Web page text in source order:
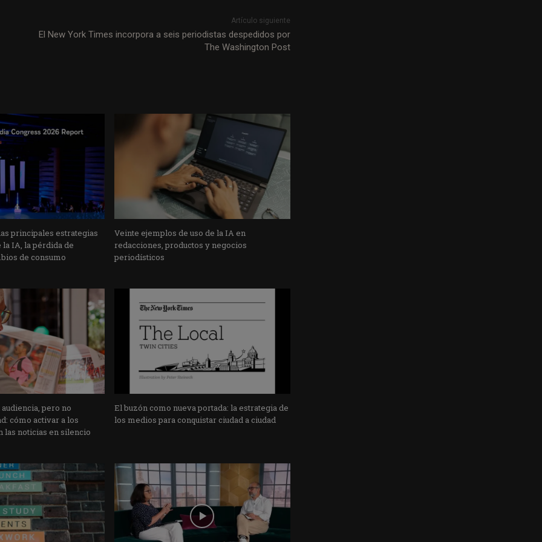
Artículo siguiente
El New York Times incorpora a seis periodistas despedidos por
The Washington Post
principales estrategias
IA, la pérdida de
de consumo
Veinte ejemplos de uso de la IA en
redacciones, productos y negocios
periodísticos
pero no
cómo activar a los
las noticias en silencio
El buzón como nueva portada: la estrategia de
los medios para conquistar ciudad a ciudad